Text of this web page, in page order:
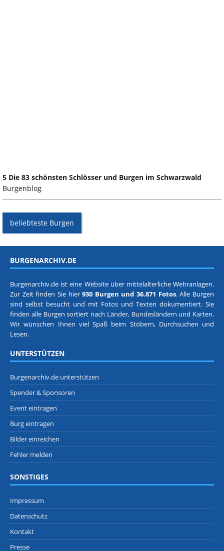
5 Die 83 schönsten Schlösser und Burgen im Schwarzwald
Burgenblog
beliebteste Burgen
BURGENARCHIV.DE
Burgenarchiv.de ist eine Website über mittelalterliche Wehranlagen.
Zur Zeit finden Sie hier930 Burgen und 36.871 Fotos. Alle Burgen
sind selbst besucht und mit Fotos und Texten dokumentiert. Sie
finden alle Burgen sortiert nach Länder, Bundesländern und Karten.
Wir wünschen Ihnen viel Spaß beim Stöbern, Durchsuchen und
Lesen.
UNTERSTÜTZEN
Burgenarchiv.de unterstützen
Spender & Sponsoren
Event eintragen
Burg eintragen
Bilder einreichen
Fehler melden
SONSTIGES
Impressum
Datenschutz
Kontakt
Presse